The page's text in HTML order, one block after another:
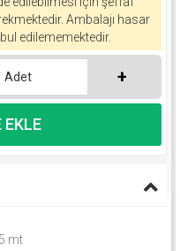
Ambalajı hasar
edilememektedir.
Adet +
mt